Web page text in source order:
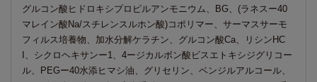
グルコン酸ヒドロキシプロピルアンモニウム、BG、(ラネスー40
マレイン酸Na/スチレンスルホン酸)コポリマー、サーマスサーモ
フィルス培養物、加水分解ケラチン、グルコン酸Ca、リシンHC
I、シクロヘキサンー1、4ージカルボン酸ビスエトキシジグリコー
ル、PEGー40水添ヒマシ油、グリセリン、ベンジルアルコール、